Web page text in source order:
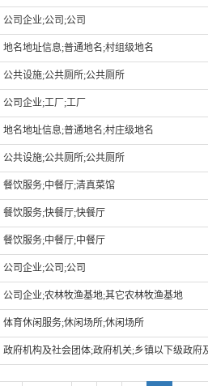
公司企业;公司;公司
地名地址信息;普通地名;村组级地名
公共设施;公共厕所;公共厕所
公司企业;工厂;工厂
地名地址信息;普通地名;村庄级地名
公共设施;公共厕所;公共厕所
餐饮服务;中餐厅;清真菜馆
餐饮服务;快餐厅;快餐厅
餐饮服务;中餐厅;中餐厅
公司企业;公司;公司
公司企业;农林牧渔基地;其它农林牧渔基地
体育休闲服务;休闲场所;休闲场所
政府机构及社会团体;政府机关;乡镇以下级政府